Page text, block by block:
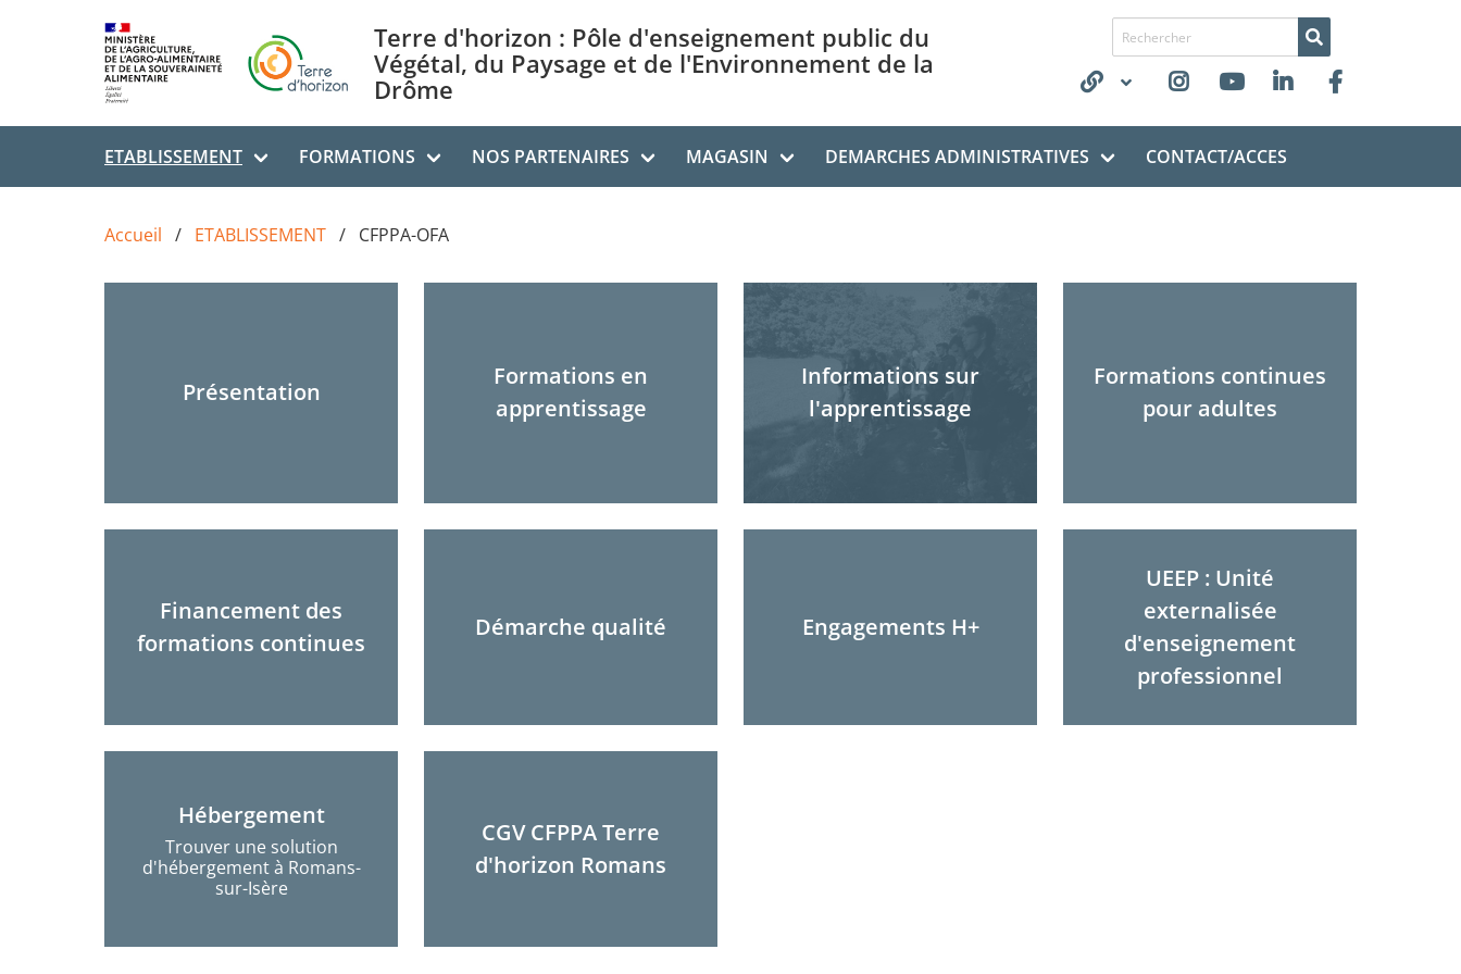
Terre d'horizon : Pôle d'enseignement public du
Végétal, du Paysage et de l'Environnement de la
Drôme
Recherche de
ETABLISSEMENT FORMATIONS NOS PARTENAIRES MAGASIN DEMARCHES ADMINISTRATIVES CONTACT/ACCES
Accueil ETABLISSEMENT CFPPA-OFA
Présentation
Formations en
apprentissage
Informations sur
l'apprentissage
Formations continues
pour adultes
Financement des
formations continues
Démarche qualité Engagements H+
UEEP : Unité
externalisée
d'enseignement
professionnel
Hébergement
Trouver une solution
d'hébergement à Romans-
sur-Isère
CGV CFPPA Terre
d'horizon Romans